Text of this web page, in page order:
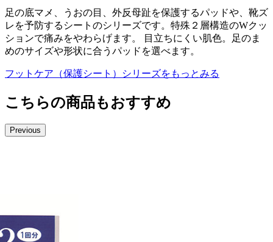
足の底マメ、うおの目、外反母趾を保護するパッドや、靴ズ
レを予防するシートのシリーズです。特殊２層構造のWクッ
ションで痛みをやわらげます。 目立ちにくい肌色。足のま
めのサイズや形状に合うパッドを選べます。
フットケア（保護シート）シリーズをもっとみる
こちらの商品もおすすめ
Previous